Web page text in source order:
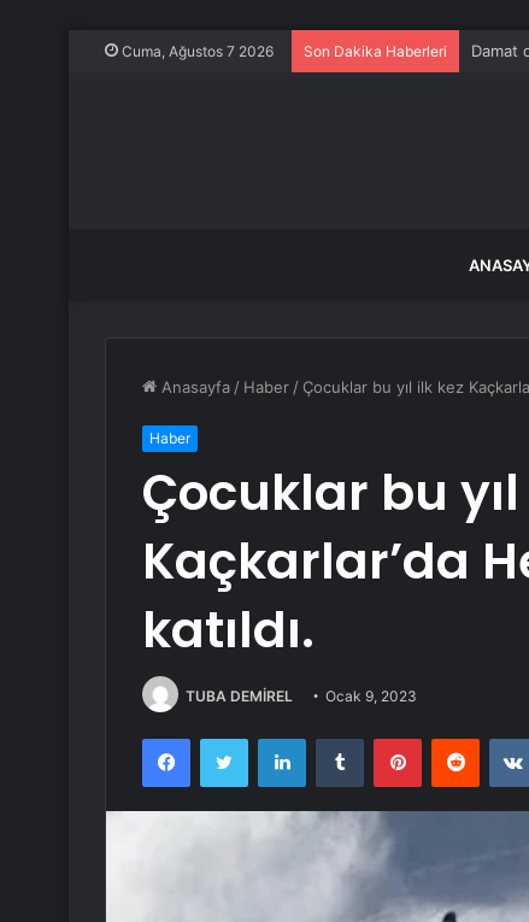
Cuma, Ağustos 7 2026 Son Dakika Haberleri Damat
Anasayfa / Haber / Çocuklar bu yıl ilk kez
Haber
Çocuklar bu
Kaçkarlar’da
katıldı.
TUBA DEMİREL Ocak 9, 2023
FacebookTwitter LinkedInTumblr PinterestReddit